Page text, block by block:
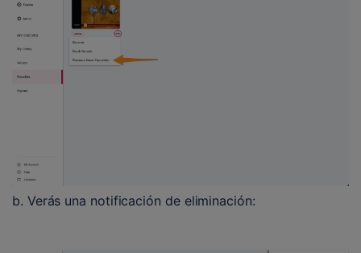
Open image-20241014-193040.pnga.
b. Verás una notificación de eliminación: